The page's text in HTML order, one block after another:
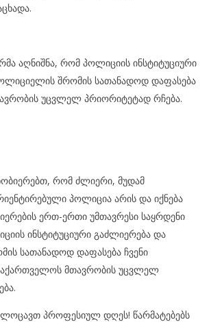
აღნიშნა, რომ პოლიციის ინსტიტუციური
შრომის სათანადოდ დაფასება
უცვლელ პრიორიტეტად რჩება.
რომ ძლიერი, მუდამ
პოლიცია არის და იქნება
ერთ-ერთი უმთავრესი საყრდენი
ინსტიტუციური გაძლიერება და
სათანადოდ დაფასება ჩვენი
მთავრობის უცვლელ
პროფესიულ დღეს! წარმატებებს